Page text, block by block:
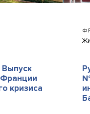
кризиса